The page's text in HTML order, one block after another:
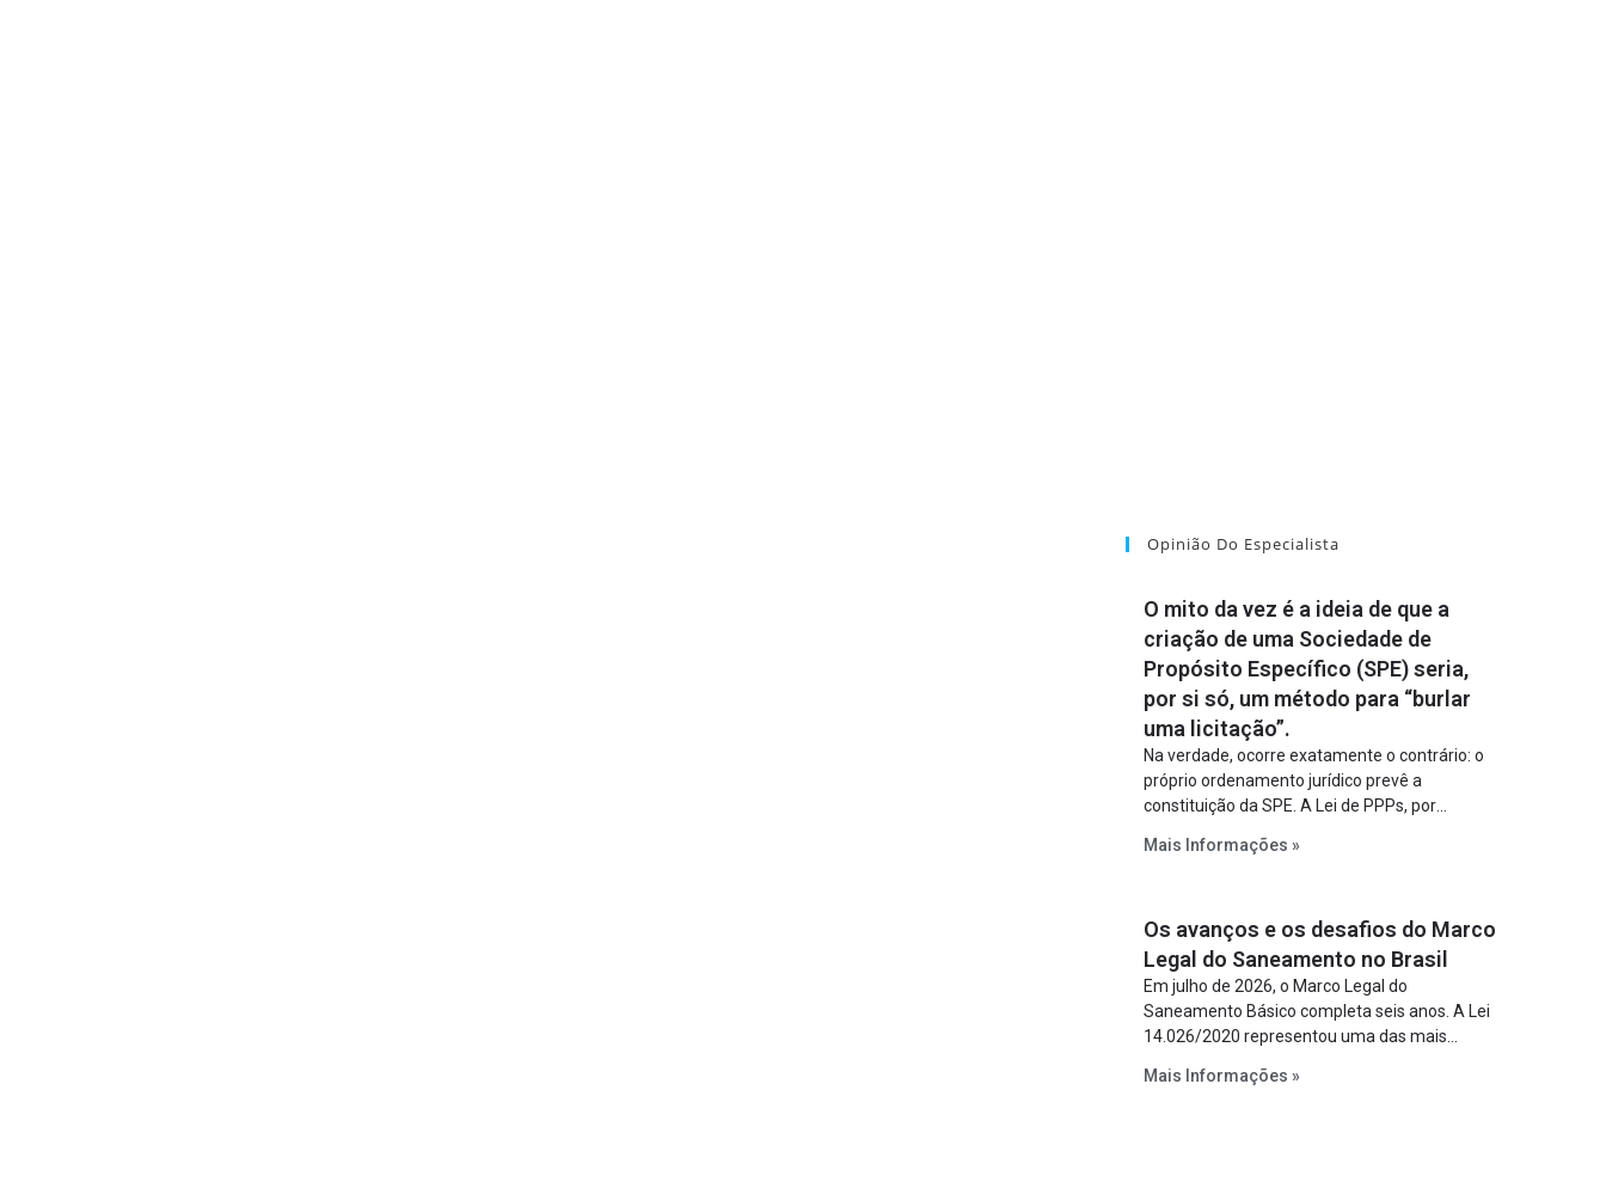
Opinião Do Especialista
O mito da vez é a ideia de que a
criação de uma Sociedade de
Propósito Específico (SPE) seria,
por si só, um método para “burlar
uma licitação”.
Na verdade, ocorre exatamente o contrário: o
próprio ordenamento jurídico prevê a
constituição da SPE. A Lei de PPPs, por
constitua uma SPE para implantar e gerir o
Lei de Concessões, a figura é facultativa e
sujeita a uma escolha racional de projeto a
projeto.
Mais Informações »
Os avanços e os desafios do Marco
Legal do Saneamento no Brasil
Em julho de 2026, o Marco Legal do
Saneamento Básico completa seis anos. A Lei
14.026/2020 representou uma das mais
estabelecer metas claras para a
Mais Informações »